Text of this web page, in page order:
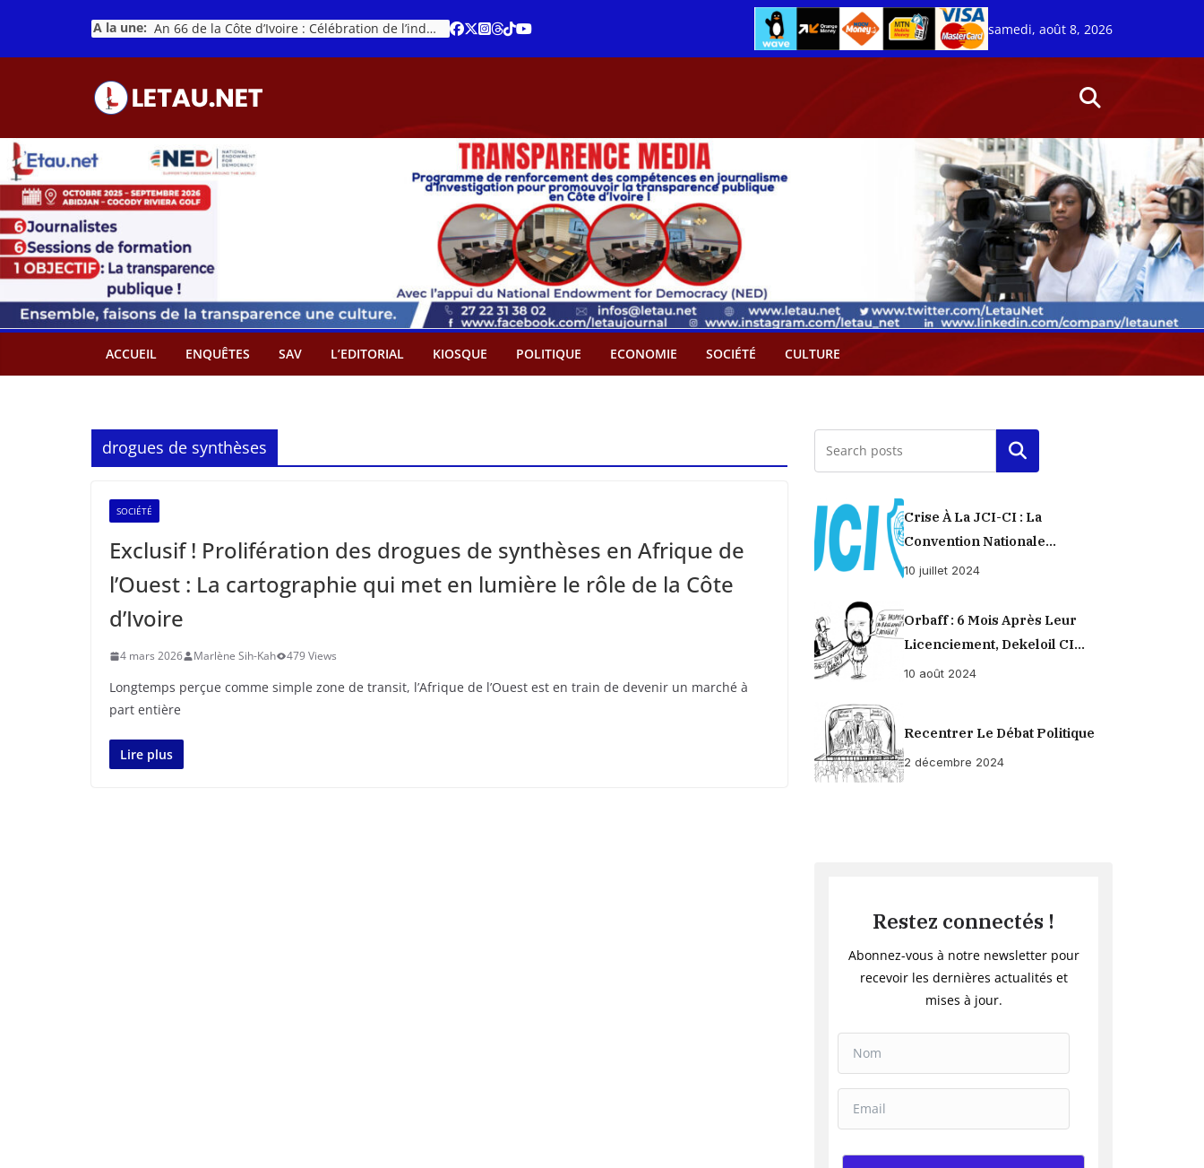
contenu
A la une: An 66 de la Côte d’Ivoire : Célébration de l’indépendance ou cérémonie d’hommage à Ouattara ?
samedi, août 8, 2026
ACCUEIL ENQUÊTES SAV L’EDITORIAL KIOSQUE POLITIQUE ECONOMIE SOCIÉTÉ CULTURE
drogues de synthèses
SOCIÉTÉ
Exclusif ! Prolifération des drogues de synthèses en Afrique de
l’Ouest : La cartographie qui met en lumière le rôle de la Côte
d’Ivoire
4 mars 2026 Marlène Sih-Kah 479 Views
Longtemps perçue comme simple zone de transit, l’Afrique de l’Ouest est en train de devenir un marché à
part entière
Lire plus
Rechercher
Crise À La JCI-CI : La
Convention Nationale
Provisoirement Suspendue
10 juillet 2024
Orbaff : 6 Mois Après Leur
Licenciement, Dekeloil CI
Propose À Ses Ex-Ouvriers Un
10 août 2024
Recentrer Le Débat Politique
2 décembre 2024
Restez connectés !
Abonnez-vous à notre newsletter pour
recevoir les dernières actualités et
mises à jour.